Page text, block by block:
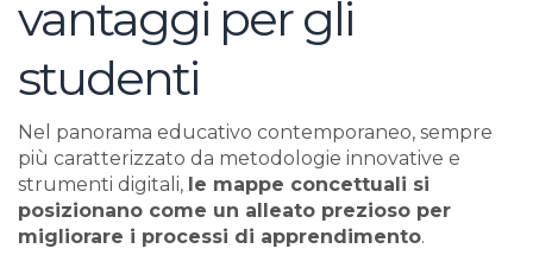
vantaggi per gli
studenti
Nel panorama educativo contemporaneo, sempre
più caratterizzato da metodologie innovative e
strumenti digitali, le mappe concettuali si
posizionano come un alleato prezioso per
migliorare i processi di apprendimento.